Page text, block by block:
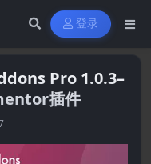
登录
Pro 1.0.3–
插件